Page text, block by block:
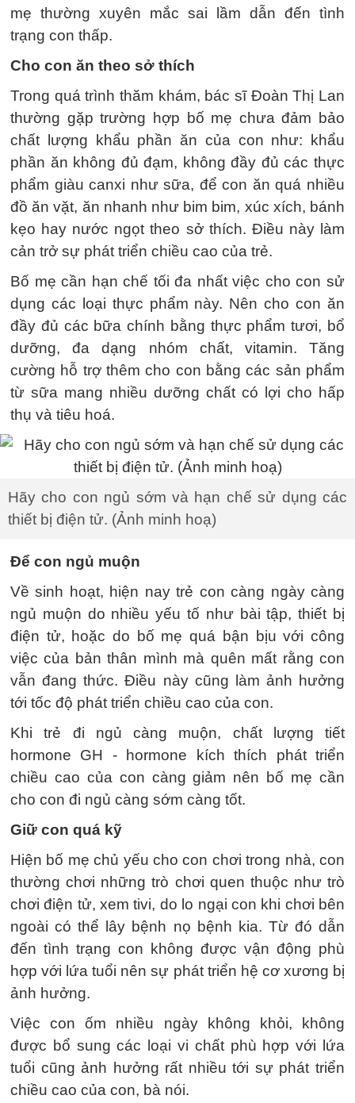
mẹ thường xuyên mắc sai lầm dẫn đến tình
trạng con thấp.
Cho con ăn theo sở thích
Trong quá trình thăm khám, bác sĩ Đoàn Thị Lan
thường gặp trường hợp bố mẹ chưa đảm bảo
chất lượng khẩu phần ăn của con như: khẩu
phần ăn không đủ đạm, không đầy đủ các thực
phẩm giàu canxi như sữa, để con ăn quá nhiều
đồ ăn vặt, ăn nhanh như bim bim, xúc xích, bánh
kẹo hay nước ngọt theo sở thích. Điều này làm
cản trở sự phát triển chiều cao của trẻ.
Bố mẹ cần hạn chế tối đa nhất việc cho con sử
dụng các loại thực phẩm này. Nên cho con ăn
đầy đủ các bữa chính bằng thực phẩm tươi, bổ
dưỡng, đa dạng nhóm chất, vitamin. Tăng
cường hỗ trợ thêm cho con bằng các sản phẩm
từ sữa mang nhiều dưỡng chất có lợi cho hấp
thụ và tiêu hoá.
Hãy cho con ngủ sớm và hạn chế sử dụng các
thiết bị điện tử. (Ảnh minh hoạ)
Để con ngủ muộn
Về sinh hoạt, hiện nay trẻ con càng ngày càng
ngủ muộn do nhiều yếu tố như bài tập, thiết bị
điện tử, hoặc do bố mẹ quá bận bịu với công
việc của bản thân mình mà quên mất rằng con
vẫn đang thức. Điều này cũng làm ảnh hưởng
tới tốc độ phát triển chiều cao của con.
Khi trẻ đi ngủ càng muộn, chất lượng tiết
hormone GH - hormone kích thích phát triển
chiều cao của con càng giảm nên bố mẹ cần
cho con đi ngủ càng sớm càng tốt.
Giữ con quá kỹ
Hiện bố mẹ chủ yếu cho con chơi trong nhà, con
thường chơi những trò chơi quen thuộc như trò
chơi điện tử, xem tivi, do lo ngại con khi chơi bên
ngoài có thể lây bệnh nọ bệnh kia. Từ đó dẫn
đến tình trạng con không được vận động phù
hợp với lứa tuổi nên sự phát triển hệ cơ xương bị
ảnh hưởng.
Việc con ốm nhiều ngày không khỏi, không
được bổ sung các loại vi chất phù hợp với lứa
tuổi cũng ảnh hưởng rất nhiều tới sự phát triển
chiều cao của con, bà nói.